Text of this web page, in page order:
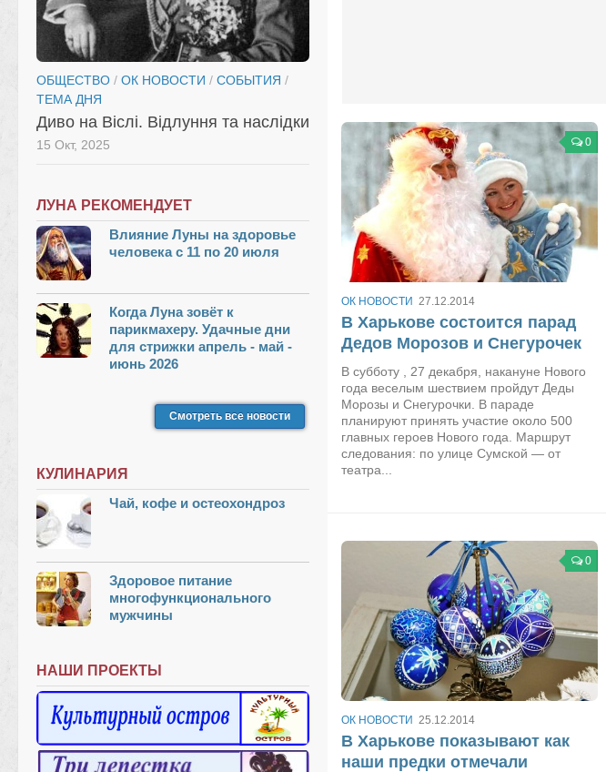
0
ОК НОВОСТИ 27.12.2014
В Харькове состоится парад
Дедов Морозов и Снегурочек
В субботу , 27 декабря, накануне Нового
года веселым шествием пройдут Деды
Морозы и Снегурочки. В параде
планируют принять участие около 500
главных героев Нового года. Маршрут
следования: по улице Сумской — от
театра...
0
ОК НОВОСТИ 25.12.2014
В Харькове показывают как
наши предки отмечали
ОБЩЕСТВО / ОК НОВОСТИ / СОБЫТИЯ /
ТЕМА ДНЯ
Диво на Віслі. Відлуння та наслідки
15 Окт, 2025
ЛУНА РЕКОМЕНДУЕТ
Влияние Луны на здоровье
человека с 11 по 20 июля
Когда Луна зовёт к
парикмахеру. Удачные дни
для стрижки апрель - май -
июнь 2026
Смотреть все новости
КУЛИНАРИЯ
Чай, кофе и остеохондроз
Здоровое питание
многофункционального
мужчины
НАШИ ПРОЕКТЫ